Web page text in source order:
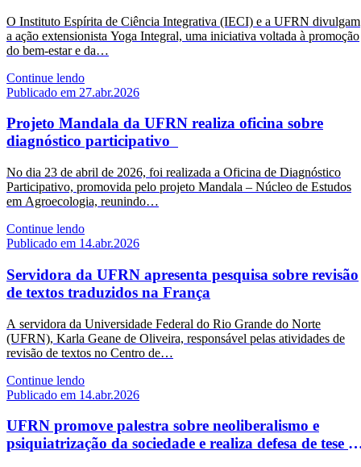
O Instituto Espírita de Ciência Integrativa (IECI) e a UFRN divulgam
a ação extensionista Yoga Integral, uma iniciativa voltada à promoção
do bem-estar e da…
Continue lendo
Publicado em 27.abr.2026
Projeto Mandala da UFRN realiza oficina sobre
diagnóstico participativo
No dia 23 de abril de 2026, foi realizada a Oficina de Diagnóstico
Participativo, promovida pelo projeto Mandala – Núcleo de Estudos
em Agroecologia, reunindo…
Continue lendo
Publicado em 14.abr.2026
Servidora da UFRN apresenta pesquisa sobre revisão
de textos traduzidos na França
A servidora da Universidade Federal do Rio Grande do Norte
(UFRN), Karla Geane de Oliveira, responsável pelas atividades de
revisão de textos no Centro de…
Continue lendo
Publicado em 14.abr.2026
UFRN promove palestra sobre neoliberalismo e
psiquiatrização da sociedade e realiza defesa de tese